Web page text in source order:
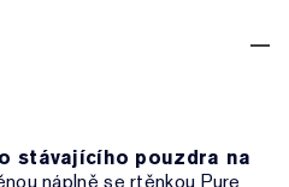
stávajícího pouzdra na
náplně se rtěnkou Pure